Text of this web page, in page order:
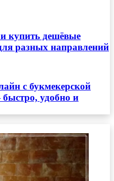
купить дешёвые
разных направлений
с букмекерской
удобно и